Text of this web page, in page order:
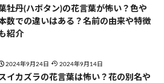
牡丹(ハボタン)の花言葉が怖い？色や
数での違いはある？名前の由来や特徴
紹介
2024年9月24日 2024年9月14日
イカズラの花言葉は怖い？花の別名や